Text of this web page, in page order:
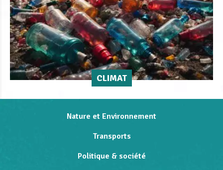
CLIMAT
Nature et Environnement
Transports
Politique & société